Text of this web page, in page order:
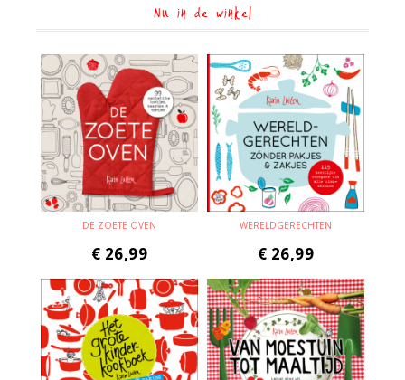
Nu in de winkel
DE ZOETE OVEN
€ 26,99
WERELDGERECHTEN
€ 26,99